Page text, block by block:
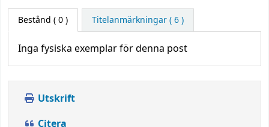
Bestånd ( 0 ) Titelanmärkningar ( 6 )
Inga fysiska exemplar för denna post
Utskrift